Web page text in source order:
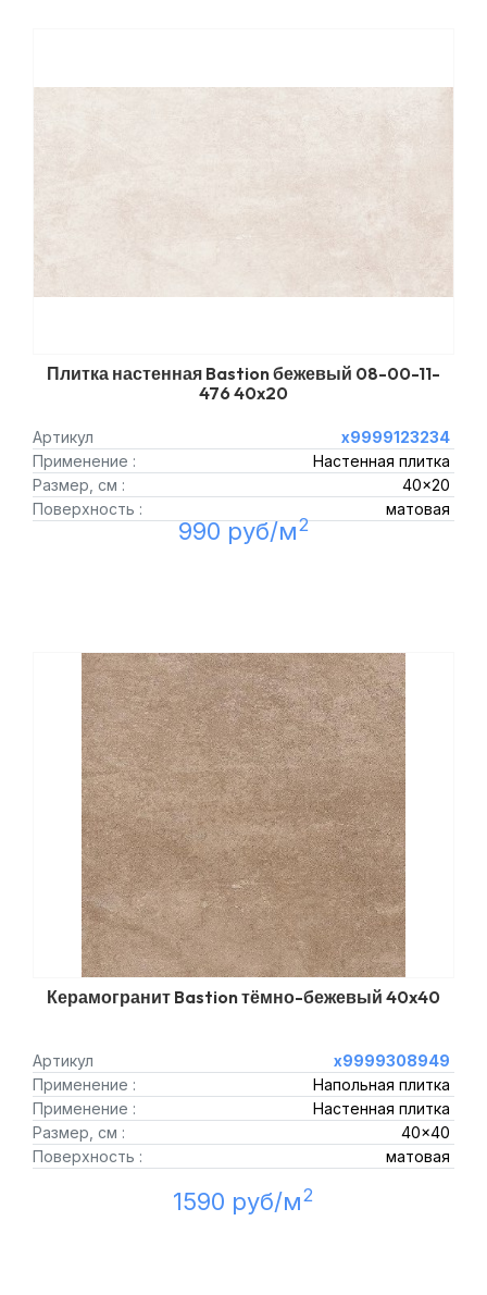
Плитка настенная Bastion бежевый 08-00-11-
476 40x20
Артикул
х9999123234
Применение :
Настенная плитка
Размер, см :
40x20
Поверхность :
матовая
990 руб/м2
Керамогранит Bastion тёмно-бежевый 40x40
Артикул
х9999308949
Применение :
Напольная плитка
Применение :
Настенная плитка
Размер, см :
40x40
Поверхность :
матовая
1590 руб/м2